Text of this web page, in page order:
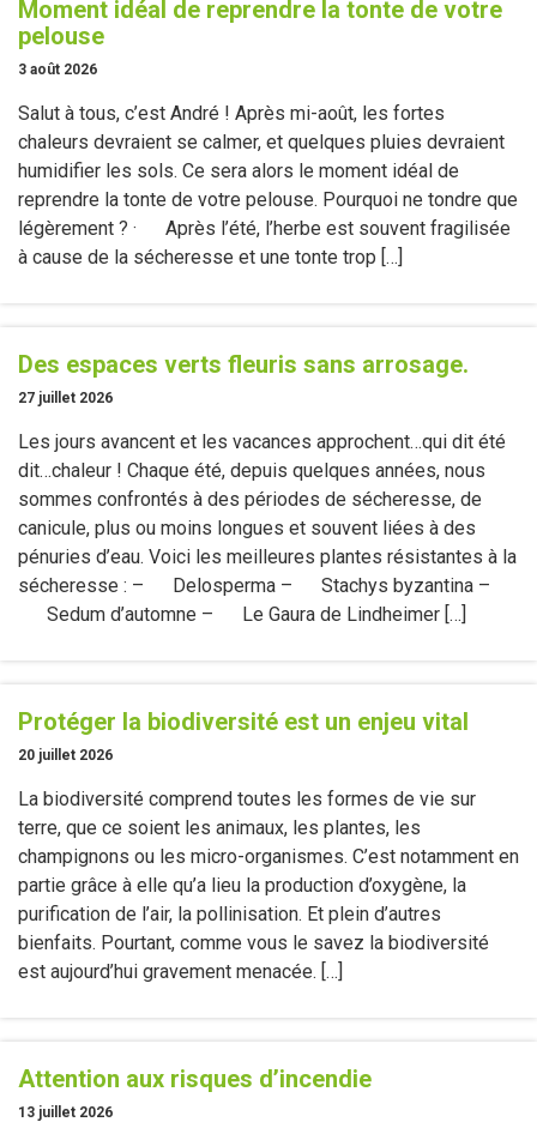
Moment idéal de reprendre la tonte de votre
pelouse
3 août 2026
Salut à tous, c’est André ! Après mi-août, les fortes
chaleurs devraient se calmer, et quelques pluies devraient
humidifier les sols. Ce sera alors le moment idéal de
reprendre la tonte de votre pelouse. Pourquoi ne tondre que
légèrement ? · Après l’été, l’herbe est souvent fragilisée
à cause de la sécheresse et une tonte trop […]
Des espaces verts fleuris sans arrosage.
27 juillet 2026
Les jours avancent et les vacances approchent…qui dit été
dit…chaleur ! Chaque été, depuis quelques années, nous
sommes confrontés à des périodes de sécheresse, de
canicule, plus ou moins longues et souvent liées à des
pénuries d’eau. Voici les meilleures plantes résistantes à la
sécheresse : – Delosperma – Stachys byzantina –
Sedum d’automne – Le Gaura de Lindheimer […]
Protéger la biodiversité est un enjeu vital
20 juillet 2026
La biodiversité comprend toutes les formes de vie sur
terre, que ce soient les animaux, les plantes, les
champignons ou les micro-organismes. C’est notamment en
partie grâce à elle qu’a lieu la production d’oxygène, la
purification de l’air, la pollinisation. Et plein d’autres
bienfaits. Pourtant, comme vous le savez la biodiversité
est aujourd’hui gravement menacée. […]
Attention aux risques d’incendie
13 juillet 2026